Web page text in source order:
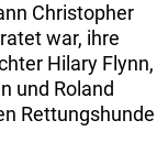
Christopher
war, ihre
Hilary Flynn,
und Roland
Rettungshunde